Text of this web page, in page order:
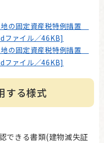
の固定資産税特例措置
ァイル／46KB]
の固定資産税特例措置
ァイル／46KB]
する様式
できる書類(建物滅失証